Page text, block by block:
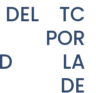
TC
POR
LA
DE